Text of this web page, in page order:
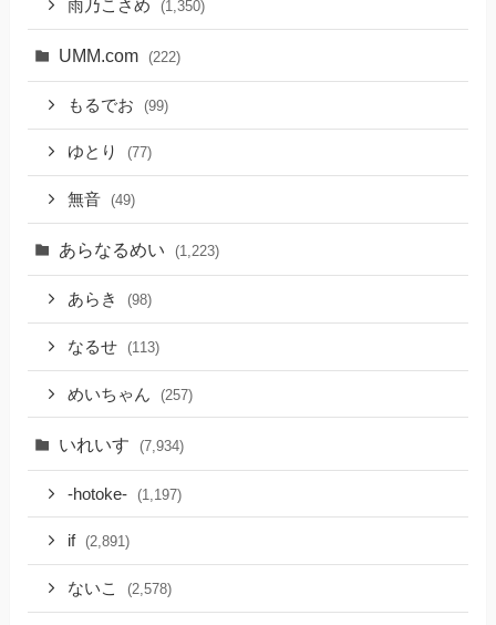
雨乃こさめ (1,350)
UMM.com (222)
もるでお (99)
ゆとり (77)
無音 (49)
あらなるめい (1,223)
あらき (98)
なるせ (113)
めいちゃん (257)
いれいす (7,934)
-hotoke- (1,197)
if (2,891)
ないこ (2,578)